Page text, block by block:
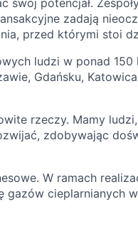
swój potencjał.
zadają
przed którymi stoi
ludzi w ponad 150
Gdańsku,
rzeczy. Mamy
zdobywając
W ramach
gazów cieplarnianych